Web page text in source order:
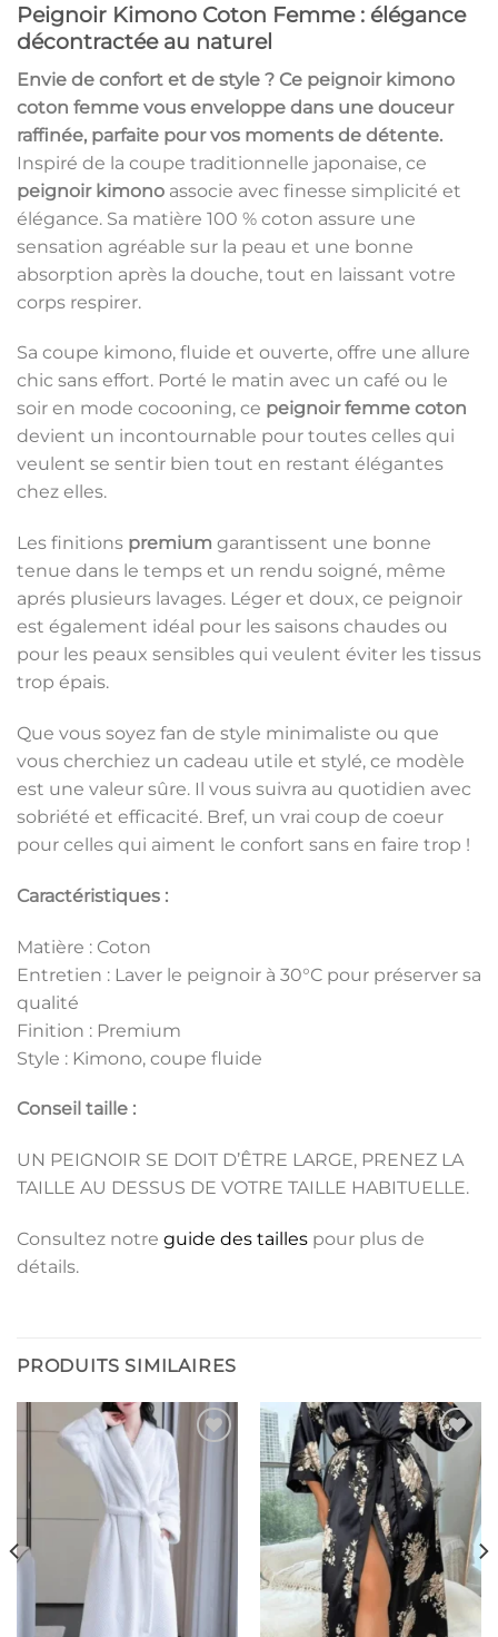
Peignoir Kimono Coton Femme : élégance
décontractée au naturel
Envie de confort et de style ? Ce peignoir kimono
coton femme vous enveloppe dans une douceur
raffinée, parfaite pour vos moments de détente.
Inspiré de la coupe traditionnelle japonaise, ce
peignoir kimono associe avec finesse simplicité et
élégance. Sa matière 100 % coton assure une
sensation agréable sur la peau et une bonne
absorption après la douche, tout en laissant votre
corps respirer.
Sa coupe kimono, fluide et ouverte, offre une allure
chic sans effort. Porté le matin avec un café ou le
soir en mode cocooning, ce peignoir femme coton
devient un incontournable pour toutes celles qui
veulent se sentir bien tout en restant élégantes
chez elles.
Les finitions premium garantissent une bonne
tenue dans le temps et un rendu soigné, même
aprés plusieurs lavages. Léger et doux, ce peignoir
est également idéal pour les saisons chaudes ou
pour les peaux sensibles qui veulent éviter les tissus
trop épais.
Que vous soyez fan de style minimaliste ou que
vous cherchiez un cadeau utile et stylé, ce modèle
est une valeur sûre. Il vous suivra au quotidien avec
sobriété et efficacité. Bref, un vrai coup de coeur
pour celles qui aiment le confort sans en faire trop !
Caractéristiques :
Matière : Coton
Entretien : Laver le peignoir à 30°C pour préserver sa
qualité
Finition : Premium
Style : Kimono, coupe fluide
Conseil taille :
UN PEIGNOIR SE DOIT D’ÊTRE LARGE, PRENEZ LA
TAILLE AU DESSUS DE VOTRE TAILLE HABITUELLE.
Consultez notre guide des tailles pour plus de
détails.
PRODUITS SIMILAIRES
Ajouter
à la liste
Ajouter
à la liste
de
souhaits